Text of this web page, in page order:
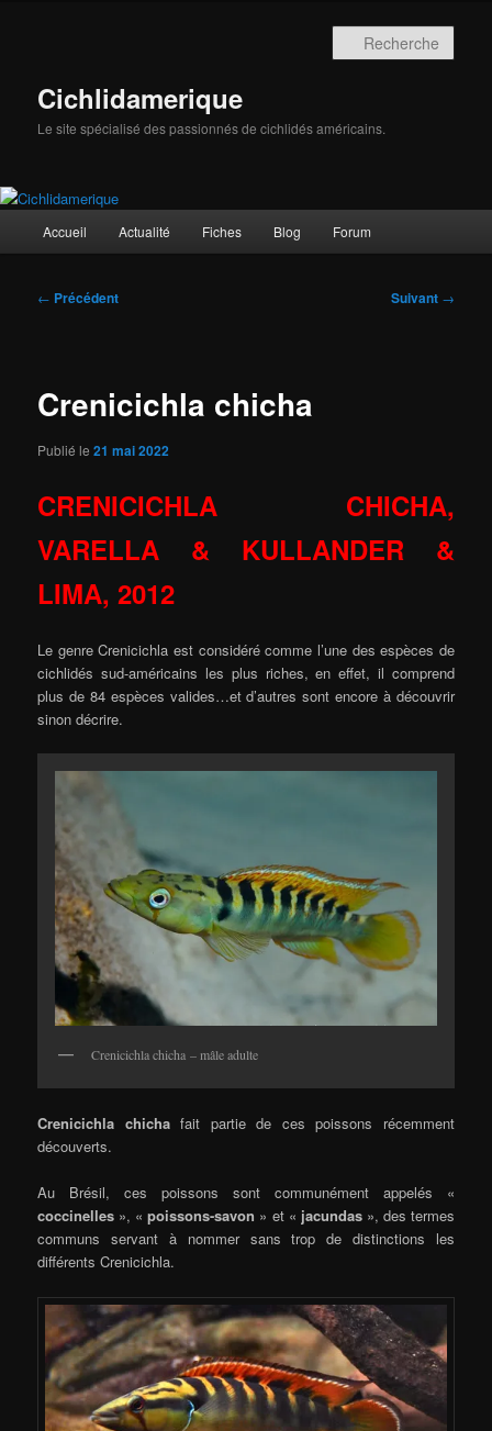
Cichlidamerique
Le site spécialisé des passionnés de cichlidés américains.
principal
Accueil Actualité Fiches Blog Forum
Navigation
← Précédent Suivant →
Crenicichla chicha
Publié le21 mai 2022
CRENICICHLA CHICHA,
VARELLA & KULLANDER &
LIMA, 2012
Le genre Crenicichla est considéré comme l’une des espèces de
cichlidés sud-américains les plus riches, en effet, il comprend
plus de 84 espèces valides…et d’autres sont encore à découvrir
sinon décrire.
Crenicichla chicha – mâle adulte
Crenicichla chichafait partie de ces poissons récemment
découverts.
Au Brésil, ces poissons sont communément appelés «
coccinelles », «poissons-savon » et « jacundas», des termes
communs servant à nommer sans trop de distinctions les
différents Crenicichla.